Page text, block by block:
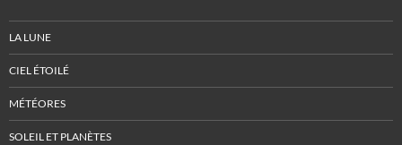
LA LUNE
CIEL ÉTOILÉ
MÉTÉORES
SOLEIL ET PLANÈTES